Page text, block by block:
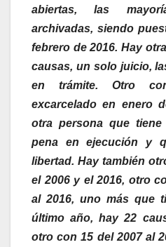
abiertas, las
archivadas, siendo
febrero de 2016. Hay
causas, un solo juicio,
en trámite. Otro
excarcelado en enero
otra persona que
pena en ejecución y
libertad. Hay también
el 2006 y el 2016, otro
al 2016, uno más que
último año, hay 22
otro con 15 del 2007 al